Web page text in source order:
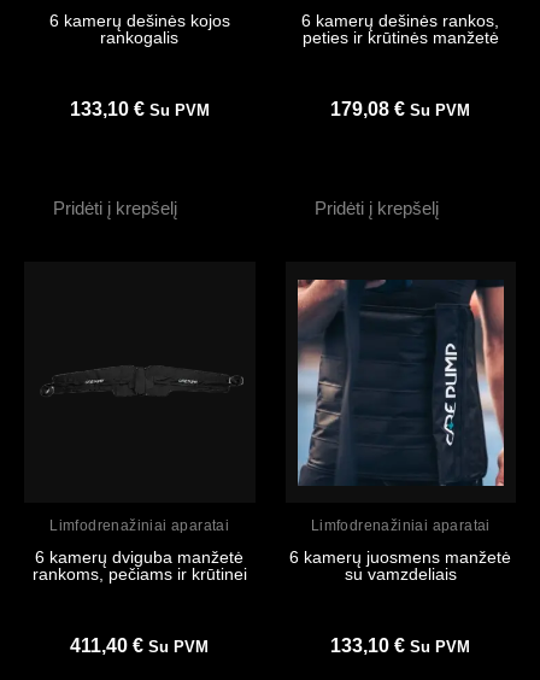
6 kamerų dešinės kojos
rankogalis
133,10 € Su PVM
Pridėti į krepšelį
6 kamerų dešinės rankos,
peties ir krūtinės manžetė
179,08€ Su PVM
Pridėti į krepšelį
Limfodrenažiniai aparatai
6 kamerų dviguba manžetė
rankoms, pečiams ir krūtinei
411,40€ Su PVM
Limfodrenažiniai aparatai
6 kamerų juosmens manžetė
su vamzdeliais
133,10€ Su PVM